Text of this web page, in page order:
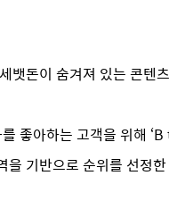
뱃돈이 숨겨져 있는 콘텐
좋아하는 고객을 위해
을 기반으로 순위를 선정